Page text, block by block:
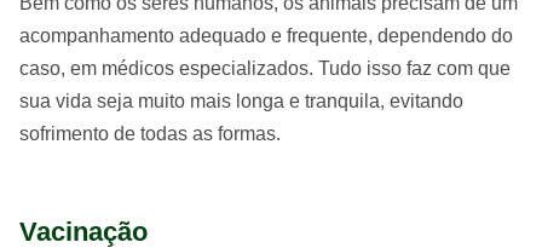
acompanhamento adequado e frequente, dependendo do
caso, em médicos especializados. Tudo isso faz com que
sua vida seja muito mais longa e tranquila, evitando
sofrimento de todas as formas.
Vacinação